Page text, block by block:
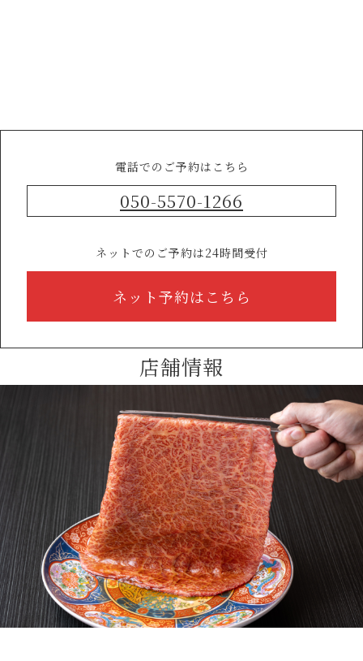
電話でのご予約はこちら
050-5570-1266
ネットでのご予約は24時間受付
ネット予約はこちら
店舗情報